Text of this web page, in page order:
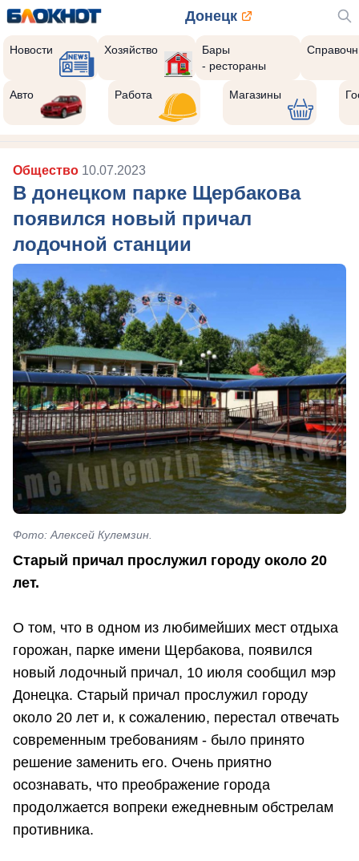
Донецк
Новости Хозяйство
Бары
- рестораны
Авто Работа Магазины
Общество 10.07.2023
В донецком парке Щербакова
появился новый причал
лодочной станции
Фото: Алексей Кулемзин.
Старый причал прослужил городу около 20
лет.
О том, что в одном из любимейших мест отдыха
горожан, парке имени Щербакова, появился
новый лодочный причал, 10 июля сообщил мэр
Донецка. Старый причал прослужил городу
около 20 лет и, к сожалению, перестал отвечать
современным требованиям - было принято
решение заменить его. Очень приятно
осознавать, что преображение города
продолжается вопреки ежедневным обстрелам
противника.